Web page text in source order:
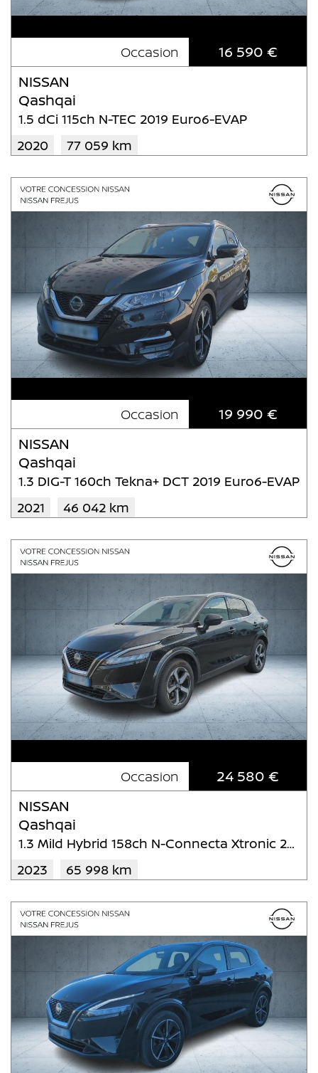
Occasion
16 590 €
NISSAN
Qashqai
1.5 dCi 115ch N-TEC 2019 Euro6-EVAP
2020
77 059 km
Occasion
19 990 €
NISSAN
Qashqai
1.3 DIG-T 160ch Tekna+ DCT 2019 Euro6-EVAP
2021
46 042 km
Occasion
24 580 €
NISSAN
Qashqai
1.3 Mild Hybrid 158ch N-Connecta Xtronic 2022
2023
65 998 km